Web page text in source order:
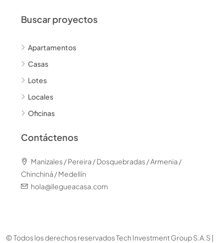
Buscar proyectos
Apartamentos
Casas
Lotes
Locales
Oficinas
Contáctenos
Manizales / Pereira / Dosquebradas / Armenia /
Chinchiná / Medellín
hola@llegueacasa.com
© Todos los derechos reservados Tech Investment Group S.A.S |